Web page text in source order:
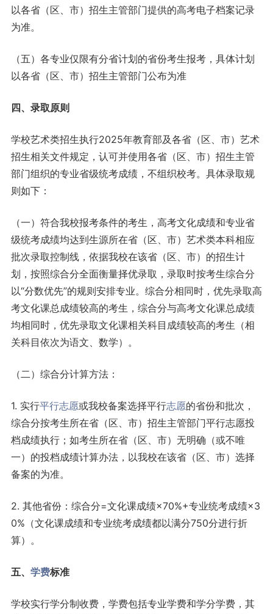
以各省（区、市）招生主管部门提供的高考电子档案记录
为准。
（五）各专业仅限有分省计划的省份考生报考，具体计划
以各省（区、市）招生主管部门公布为准
四、录取原则
学校艺术类招生执行2025年教育部及各省（区、市）艺术
招生相关文件规定，认可并使用各省（区、市）招生主管
部门组织的专业省级统考成绩，不组织校考。具体录取规
则如下：
（一）符合我校报考条件的考生，高考文化成绩和专业省
级统考成绩均达到生源所在省（区、市）艺术类本科相应
批次录取控制线，依据我校在该省（区、市）的招生计
划，按照综合分全面衡量择优录取，录取时按考生综合分
以“分数优先”的规则安排专业。综合分相同时，优先录取高
考文化课总成绩较高的考生，综合分与高考文化课总成绩
均相同时，优先录取文化课相关科目成绩较高的考生（相
关科目依次为语文、数学）。
（二）综合分计算方法：
1. 实行平行志愿或我校备案选择平行志愿的省份和批次，
综合分按考生所在省（区、市）招生主管部门平行志愿投
档成绩执行；如考生所在省（区、市）无明确（或不唯
一）的投档成绩计算办法，以我校在该省（区、市）选择
备案的为准。
2. 其他省份：综合分=文化课成绩×70%+专业统考成绩×3
0%（文化课成绩和专业统考成绩都以满分750分进行折
算）。
五、 学费标准
学校实行学分制收费，学费包括专业学费和学分学费，其